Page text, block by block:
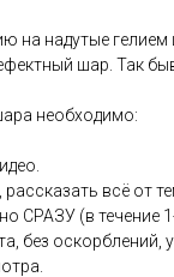
на на­дутые
шар. Так
не­об­хо­димо:
всё от
СРА­ЗУ (в те­чение 1-
без ос­кор­бле­ний,